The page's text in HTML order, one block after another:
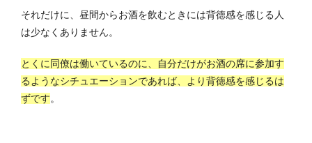
それだけに、昼間からお酒を飲むときには背徳感を感じる人
は少なくありません。
とくに同僚は働いているのに、自分だけがお酒の席に参加す
るようなシチュエーションであれば、より背徳感を感じるは
ずです。